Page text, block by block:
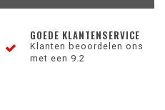
GOEDE KLANTENSERVICE
Klanten beoordelen ons
met een 9.2